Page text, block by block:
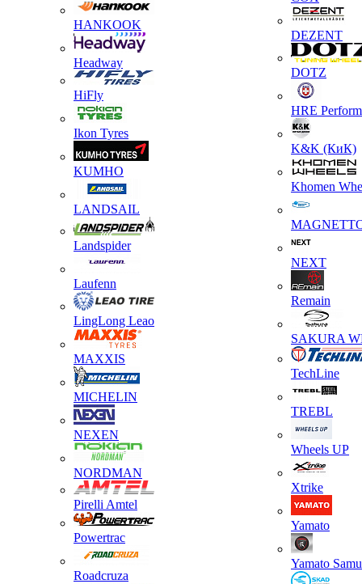
HANKOOK
Headway
HiFly
Ikon Tyres
KUMHO
LANDSAIL
Landspider
Laufenn
LingLong Leao
MAXXIS
MICHELIN
NEXEN
NORDMAN
Pirelli Amtel
Powertrac
Roadcruza
DEZENT
DOTZ
HRE
K&K (КиК)
Khomen
NEXT
Remain
SAKURA
TechLine
TREBL
Wheels UP
Xtrike
Yamato
Yamato